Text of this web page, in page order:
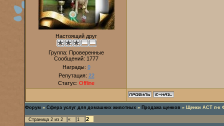
Настоящий друг
Группа: Проверенные
Сообщений: 1777
Награды: 0
Репутация: 22
Статус: Offline
Форум » Сфера услуг для домашних животных » Продажа щенков » Щенки АСТ п-к
Страница 2 из 2 « 1 2